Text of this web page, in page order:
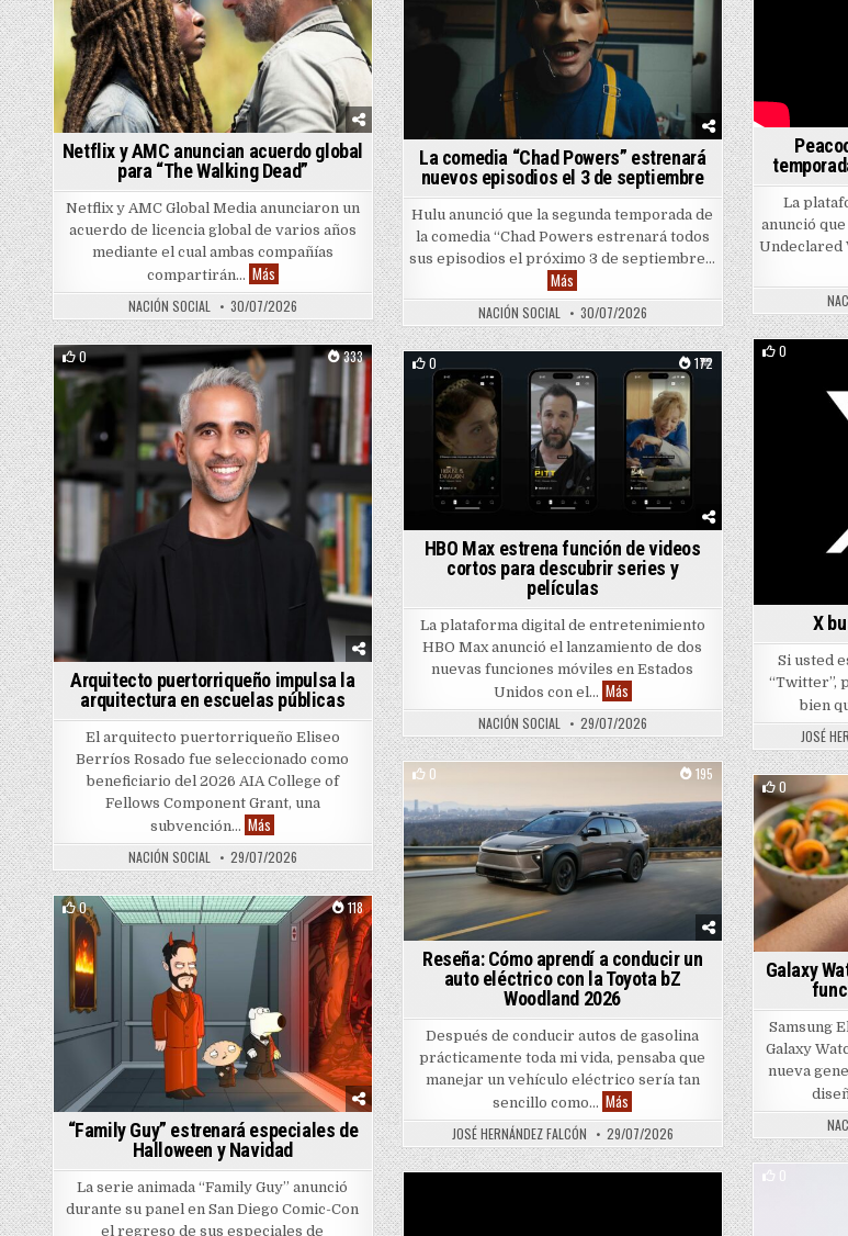
Netflix y AMC anuncian acuerdo global
para “The Walking Dead”
Netflix y AMC Global Media anunciaron un
acuerdo de licencia global de varios años
mediante el cual ambas compañías
compartirán… MásNetflix y AMC anuncian acuerdo global para “The Walking Dead”
NACIÓN SOCIAL 30/07/2026
La comedia “Chad Powers” estrenará
nuevos episodios el 3 de septiembre
Hulu anunció que la segunda temporada de
la comedia “Chad Powers estrenará todos
sus episodios el próximo 3 de septiembre…
Más La comedia “Chad Powers” estrenará nuevos
NACIÓN SOCIAL 30/07/2026
La
anunció
Undeclared
0
X
Si usted
“Twitter”,
bien
JOSÉ
0 333
Posted in
Arquitecto puertorriqueño impulsa la
arquitectura en escuelas públicas
El arquitecto puertorriqueño Eliseo
Berríos Rosado fue seleccionado como
beneficiario del 2026 AIA College of
Fellows Component Grant, una
subvención… Más Arquitecto puertorriqueño impulsa la arquitectura en escuelas públicas
NACIÓN SOCIAL 29/07/2026
0 172
Posted in
HBO Max estrena función de videos
cortos para descubrir series y
películas
La plataforma digital de entretenimiento
HBO Max anunció el lanzamiento de dos
nuevas funciones móviles en Estados
Unidos con el… MásHBO Max estrena función de videos
NACIÓN SOCIAL 29/07/2026
0 195
Reseña: Cómo aprendí a conducir un
auto eléctrico con la Toyota bZ
Woodland 2026
Después de conducir autos de gasolina
prácticamente toda mi vida, pensaba que
manejar un vehículo eléctrico sería tan
sencillo como… Más Reseña: Cómo aprendí a conducir un
JOSÉ HERNÁNDEZ FALCÓN 29/07/2026
0
Galaxy
Samsung
Galaxy
nueva
0 118
Posted in
“Family Guy” estrenará especiales de
Halloween y Navidad
La serie animada “Family Guy” anunció
durante su panel en San Diego Comic-Con
el regreso de sus especiales de
0